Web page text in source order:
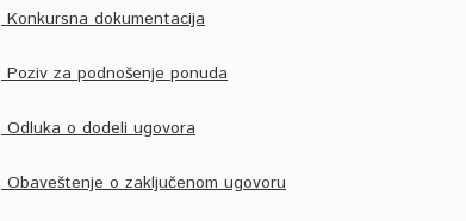
Konkursna dokumentacija
Poziv za podnošenje ponuda
Odluka o dodeli ugovora
Obaveštenje o zaključenom ugovoru